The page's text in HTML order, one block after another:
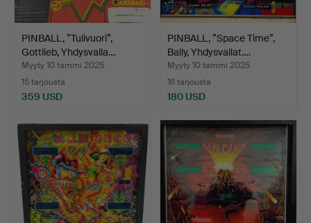
PINBALL, ”Tulivuori”,
Gottlieb, Yhdysvalla…
Myyty 10 tammi 2025
15 tarjousta
359 USD
PINBALL, ”Space Time”,
Bally, Yhdysvallat.…
Myyty 10 tammi 2025
16 tarjousta
180 USD